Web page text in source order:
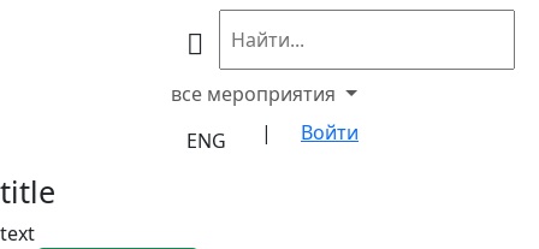
все мероприятия
ENG
| Войти
title
text